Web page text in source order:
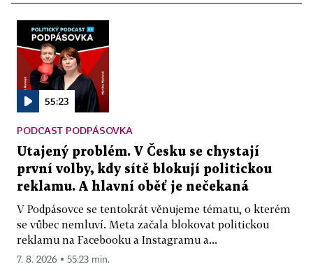
55:23
PODCAST PODPÁSOVKA
Utajený problém. V Česku se chystají
první volby, kdy sítě blokují politickou
reklamu. A hlavní oběť je nečekaná
V Podpásovce se tentokrát věnujeme tématu, o kterém
se vůbec nemluví. Meta začala blokovat politickou
reklamu na Facebooku a Instagramu a...
7. 8. 2026 ▪ 55:23 min.